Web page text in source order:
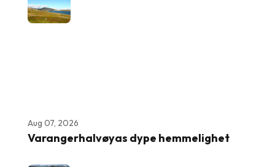
Aug 07, 2026
Varangerhalvøyas dype hemmelighet